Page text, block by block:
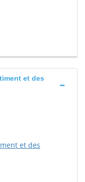
et des
et des